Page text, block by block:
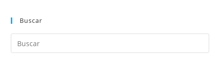
Buscar